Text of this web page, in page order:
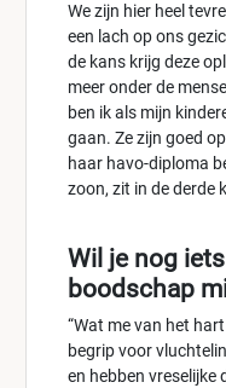
We zijn hier heel
een lach op ons
de kans krijg deze
meer onder de
ben ik als mijn
gaan. Ze zijn goed
haar havo-diploma
zoon, zit in de derde
Wil je nog
boodschap
“Wat me van het
begrip voor
en hebben vreselijke